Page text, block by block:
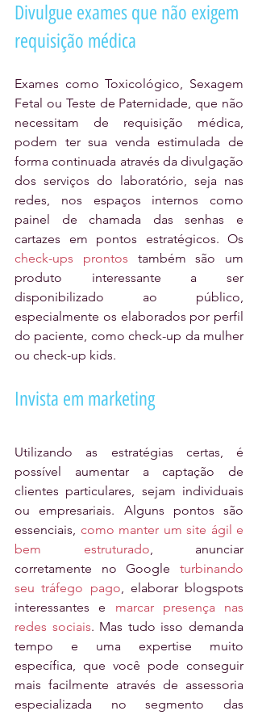
Divulgue exames que não exigem
requisição médica
Exames como Toxicológico, Sexagem
Fetal ou Teste de Paternidade, que não
necessitam de requisição médica,
podem ter sua venda estimulada de
forma continuada através da divulgação
dos serviços do laboratório, seja nas
redes, nos espaços internos como
painel de chamada das senhas e
check-ups prontos também são um
produto interessante a ser
disponibilizado ao público,
especialmente os elaborados por perfil
do paciente, como check-up da mulher
ou check-up kids.
Invista em marketing
Utilizando as estratégias certas, é
possível aumentar a captação de
clientes particulares, sejam individuais
ou empresariais. Alguns pontos são
essenciais, como manter um site ágil e
bem estruturado, anunciar
corretamente no Google turbinando
seu tráfego pago, elaborar blogspots
interessantes e marcar presença nas
redes sociais. Mas tudo isso demanda
tempo e uma expertise muito
específica, que você pode conseguir
mais facilmente através de assessoria
especializada no segmento das